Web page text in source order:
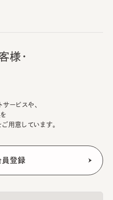
様・
ービスや、
用意しています。